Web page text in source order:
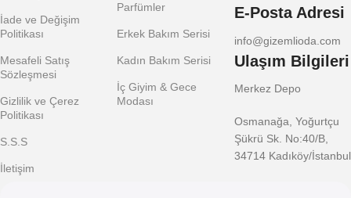
İade ve Değişim
Politikası
Mesafeli Satış
Sözleşmesi
Gizlilik ve Çerez
Politikası
S.S.S
İletişim
Parfümler
Erkek Bakım Serisi
Kadın Bakım Serisi
İç Giyim & Gece
Modası
E-Posta Adresi
info@gizemlioda.com
Ulaşım Bilgileri
Merkez Depo
Osmanağa, Yoğurtçu
Şükrü Sk. No:40/B,
34714 Kadıköy/İstanbul